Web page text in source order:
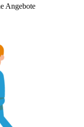
Angebote